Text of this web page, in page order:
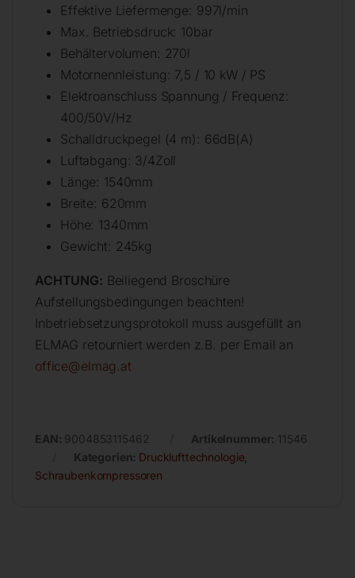
Effektive Liefermenge: 997l/min
Max. Betriebsdruck: 10bar
Behältervolumen: 270l
Motornennleistung: 7,5 / 10 kW / PS
Elektroanschluss Spannung / Frequenz:
400/50V/Hz
Schalldruckpegel (4 m): 66dB(A)
Luftabgang: 3/4Zoll
Länge: 1540mm
Breite: 620mm
Höhe: 1340mm
Gewicht: 245kg
ACHTUNG: Beiliegend Broschüre
Aufstellungsbedingungen beachten!
Inbetriebsetzungsprotokoll muss ausgefüllt an
ELMAG retourniert werden z.B. per Email an
office@elmag.at
EAN: 9004853115462 Artikelnummer: 11546
Kategorien: Drucklufttechnologie
Schraubenkompressoren